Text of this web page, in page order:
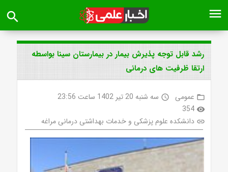
menu
search
رشد قابل توجه پذیرش بیمار در بیمارستان سینا بواسطه
ارتقا ظرفیت های درمانی
folder_open عمومی access_time سه شنبه 20 تیر 1402 ساعت 23:56
visibility
354
link دانشکده علوم پزشکی و خدمات بهداشتی درمانی مراغه